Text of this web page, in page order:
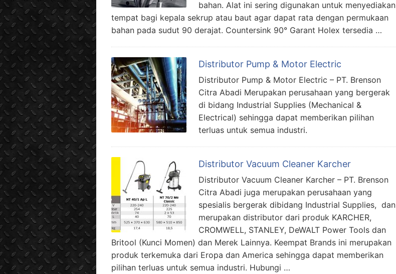
bahan. Alat ini sering digunakan untuk menyediakan
tempat bagi kepala sekrup atau baut agar dapat rata dengan permukaan
bahan pada sudut 90 derajat. Countersink 90° Garant Holex tersedia …
Distributor Pump & Motor Electric
Distributor Pump & Motor Electric – PT. Brenson
Citra Abadi Merupakan perusahaan yang bergerak
di bidang Industrial Supplies (Mechanical &
Electrical) sehingga dapat memberikan pilihan
terluas untuk semua industri.
Distributor Vacuum Cleaner Karcher
Distributor Vacuum Cleaner Karcher – PT. Brenson
Citra Abadi juga merupakan perusahaan yang
spesialis bergerak dibidang Industrial Supplies, dan
merupakan distributor dari produk KARCHER,
CROMWELL, STANLEY, DeWALT Power Tools dan
Britool (Kunci Momen) dan Merek Lainnya. Keempat Brands ini merupakan
produk terkemuka dari Eropa dan America sehingga dapat memberikan
pilihan terluas untuk semua industri. Hubungi …